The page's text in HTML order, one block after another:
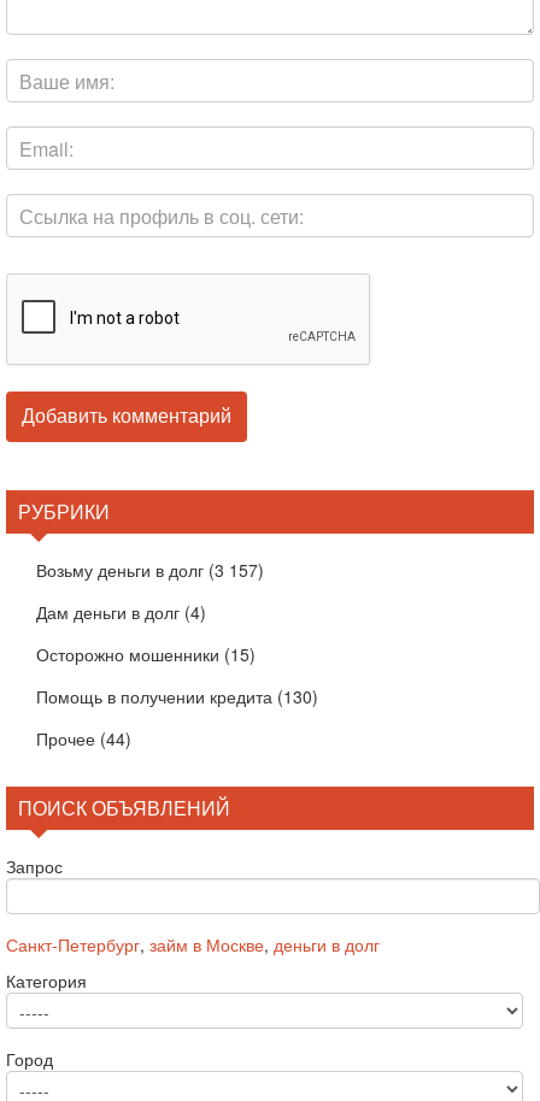
РУБРИКИ
Возьму деньги в долг (3 157)
Дам деньги в долг (4)
Осторожно мошенники (15)
Помощь в получении кредита (130)
Прочее (44)
ПОИСК ОБЪЯВЛЕНИЙ
Запрос
Санкт-Петербург, займ в Москве, деньги в долг
Категория
Город